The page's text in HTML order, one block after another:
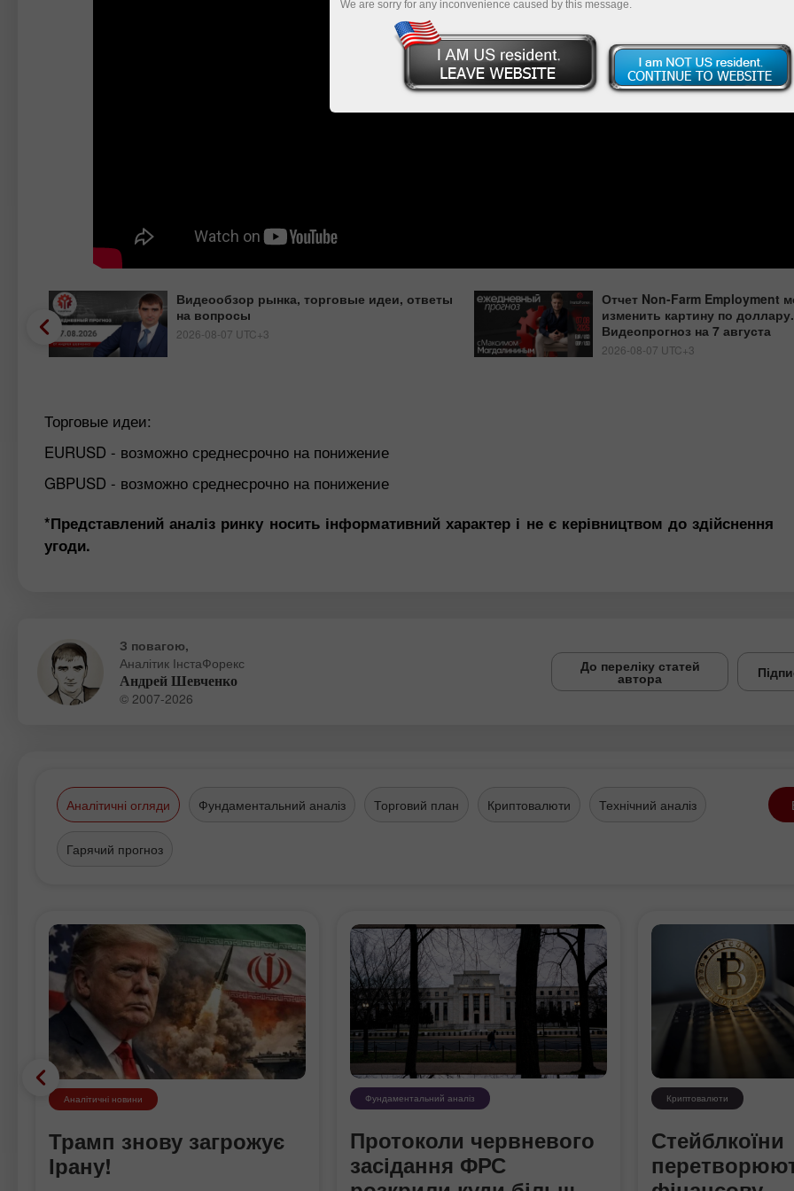
Видеообзор рынка, торговые идеи, ответы
на вопросы
2026-08-07 UTC+3
Отчет Non-Farm Employment
изменить картину по доллару.
Видеопрогноз на 7 августа
2026-08-07 UTC+3
Торговые идеи:
EURUSD - возможно среднесрочно на понижение
GBPUSD - возможно среднесрочно на понижение
*Представлений аналіз ринку носить інформативний характер і не є керівництвом до здійснення
угоди.
З повагою,
Аналітик ІнстаФорекс
Андрей Шевченко
© 2007-2026
До переліку статей
автора
Аналітичні огляди Фундаментальний аналіз Торговий план Криптовалюти Технічний аналіз
Гарячий прогноз
Аналітичні новини
Трамп знову загрожує
Ірану!
Фундаментальний аналіз
Протоколи червневого
засідання ФРС
Криптовалюти
Стейблкоїни
We are sorry for any inconvenience caused by this message.